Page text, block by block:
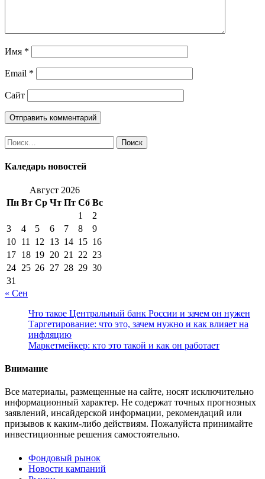
Имя *
Email *
Сайт
Найти:
Каледарь новостей
Август 2026
Пн Вт Ср Чт Пт Сб Вс
1
2
3
4 5 6 7 8
9
10 11 12 13 14 15 16
17 18 19 20 21 22 23
24 25 26 27 28 29 30
31
« Сен
Что такое Центральный банк России и зачем он нужен
Таргетирование: что это, зачем нужно и как влияет на
инфляцию
Маркетмейкер: кто это такой и как он работает
Внимание
Все материалы, размещенные на сайте, носят исключительно
информационный характер. Не содержат точных прогнозных
заявлений, инсайдерской информации, рекомендаций или
призывов к каким-либо действиям. Пожалуйста принимайте
инвестиционные решения самостоятельно.
Фондовый рынок
Новости кампаний